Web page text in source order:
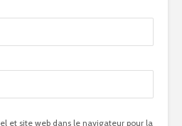
et site web dans le navigateur pour la